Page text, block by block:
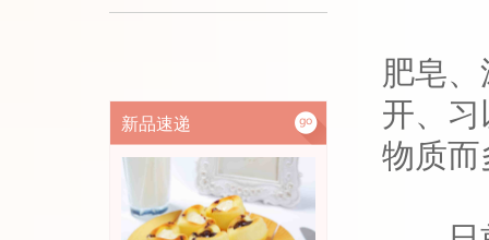
新品速递
肥皂
开、
物质而